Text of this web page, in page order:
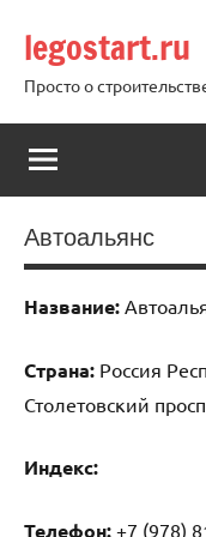
содержимому
legostart.ru
Просто о
Автоальянс
Название:
Страна: Россия
Столетовский
Индекс:
Телефон: +7 (978)